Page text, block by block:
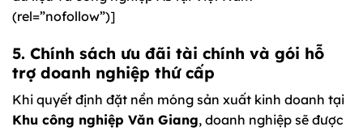
(rel=”nofollow”)]
5. Chính sách ưu đãi tài chính và gói hỗ
trợ doanh nghiệp thứ cấp
Khi quyết định đặt nền móng sản xuất kinh doanh tại
Khu công nghiệp Văn Giang, doanh nghiệp sẽ được